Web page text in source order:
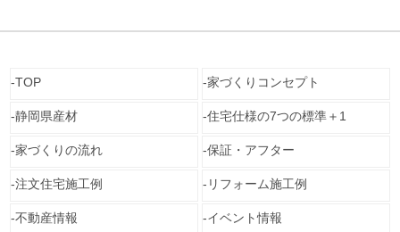
TOP 家づくりコンセプト
静岡県産材 住宅仕様の7つの標準＋1
家づくりの流れ 保証・アフター
注文住宅施工例 リフォーム施工例
不動産情報 イベント情報